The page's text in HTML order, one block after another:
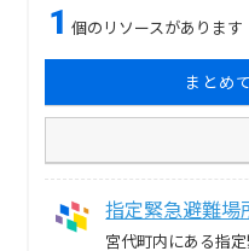
1 個のリソースがあります
まとめ
指定緊急避難場
宮代町内にある指